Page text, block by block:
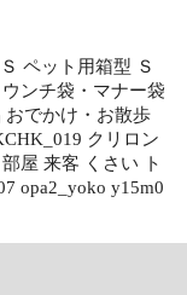
ペット用箱型 Ｓ
ンチ袋・マナー袋
おでかけ・お散歩
クリロン
屋 来客 くさい ト
opa2_yoko y15m0